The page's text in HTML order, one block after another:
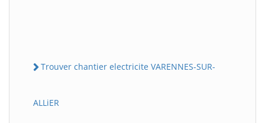
Trouver chantier electricite VARENNES-SUR-
ALLiER